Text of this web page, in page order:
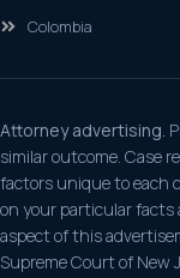
Colombia
Attorney advertising.
similar outcome. Case
factors unique to each
on your particular facts
aspect of this
Supreme Court of New